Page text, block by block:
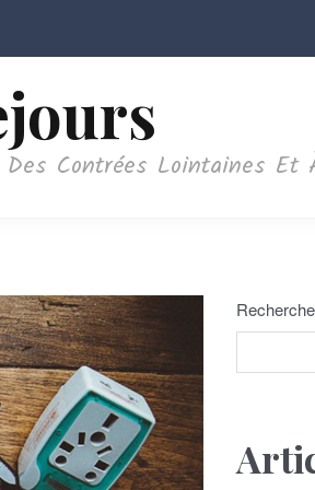
Contrées Lointaines Et